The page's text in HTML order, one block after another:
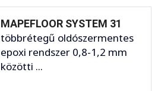
MAPEFLOOR SYSTEM 31
többrétegű oldószermentes
epoxi rendszer 0,8-1,2 mm
közötti ...